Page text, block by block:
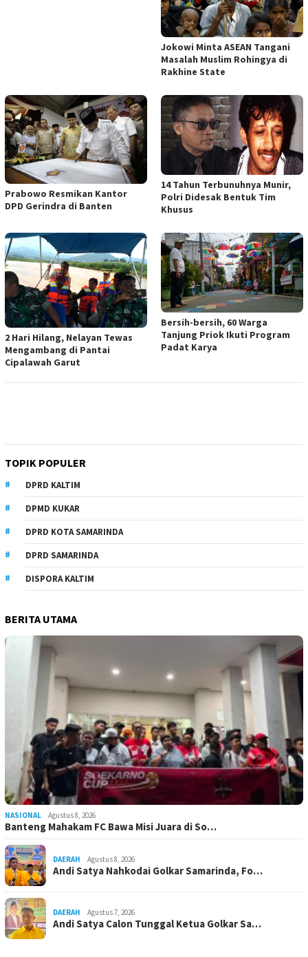
Jokowi Minta ASEAN Tangani
Masalah Muslim Rohingya di
Rakhine State
Prabowo Resmikan Kantor
DPD Gerindra di Banten
14 Tahun Terbunuhnya Munir,
Polri Didesak Bentuk Tim
Khusus
2 Hari Hilang, Nelayan Tewas
Mengambang di Pantai
Cipalawah Garut
Bersih-bersih, 60 Warga
Tanjung Priok Ikuti Program
Padat Karya
TOPIK POPULER
DPRD KALTIM
DPMD KUKAR
DPRD KOTA SAMARINDA
DPRD SAMARINDA
DISPORA KALTIM
BERITA UTAMA
NASIONAL Agustus 8, 2026
Banteng Mahakam FC Bawa Misi Juara di So…
DAERAH Agustus 8, 2026
Andi Satya Nahkodai Golkar Samarinda, Fo…
DAERAH Agustus 7, 2026
Andi Satya Calon Tunggal Ketua Golkar Sa…